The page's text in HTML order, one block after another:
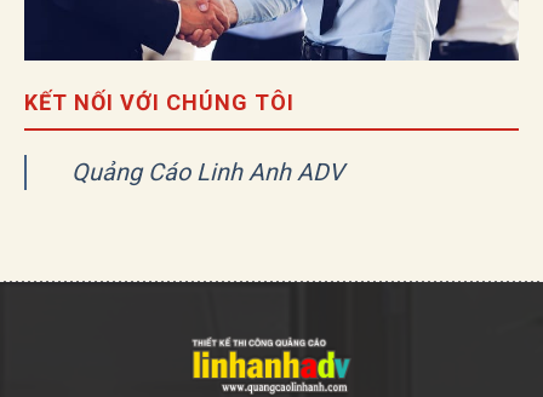
KẾT NỐI VỚI CHÚNG TÔI
Quảng Cáo Linh Anh ADV